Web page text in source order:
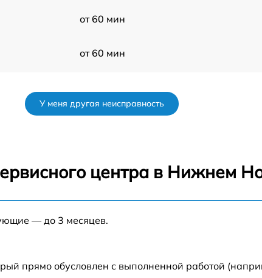
от 60 мин
от 60 мин
от 60 мин
У меня другая неисправность
центра в Нижнем
— до 3 месяцев.
прямо обусловлен с выполненной работой